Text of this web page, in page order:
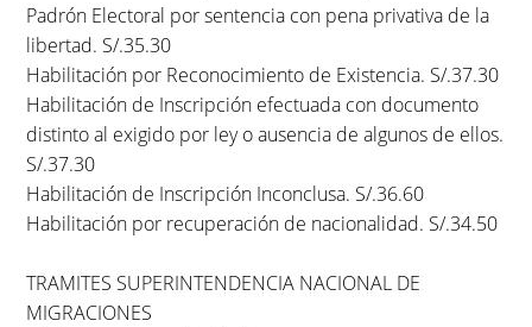
Padrón Electoral por sentencia con pena privativa de la
libertad. S/.35.30
Habilitación por Reconocimiento de Existencia. S/.37.30
Habilitación de Inscripción efectuada con documento
distinto al exigido por ley o ausencia de algunos de ellos.
S/.37.30
Habilitación de Inscripción Inconclusa. S/.36.60
Habilitación por recuperación de nacionalidad. S/.34.50
TRAMITES SUPERINTENDENCIA NACIONAL DE
MIGRACIONES